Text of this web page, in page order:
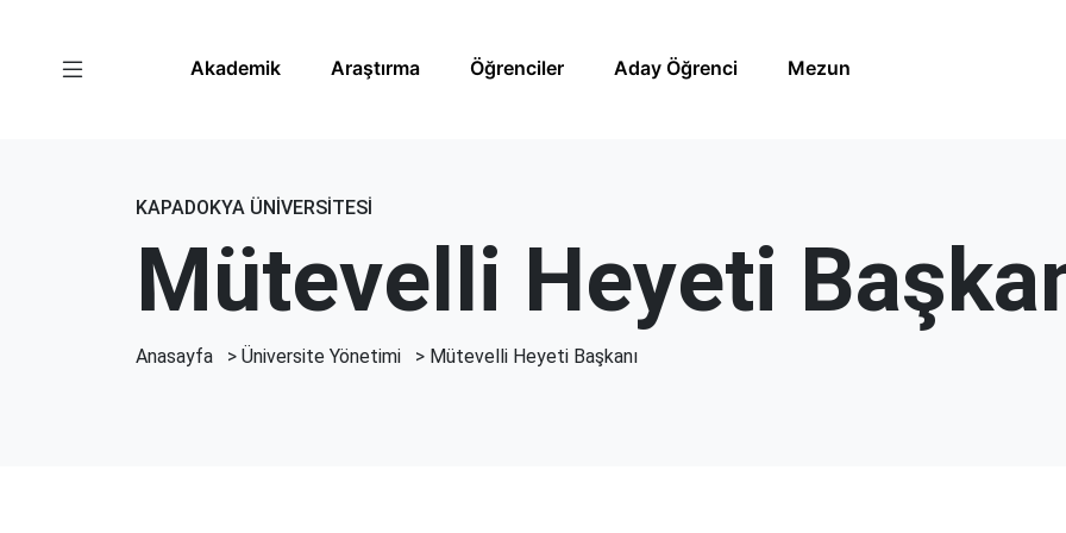
Akademik Araştırma Öğrenciler Aday Öğrenci Mezun
KAPADOKYA ÜNİVERSİTESİ
Mütevelli Heyeti
Anasayfa > Üniversite Yönetimi > Mütevelli Heyeti Başkanı